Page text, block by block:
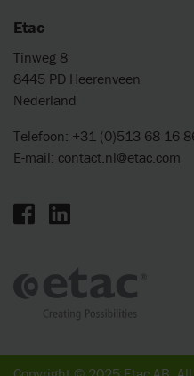
Etac
Tinweg 8
8445 PD Heerenveen
Nederland
Telefoon: +31 (0)513 68 16
E-mail: contact.nl@etac.com